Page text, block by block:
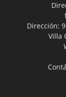
Dirección:
Villa